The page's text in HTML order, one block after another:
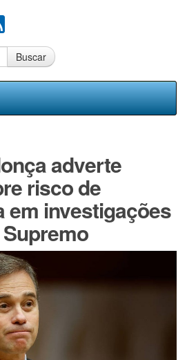
Buscar
adverte
risco de
em investigações